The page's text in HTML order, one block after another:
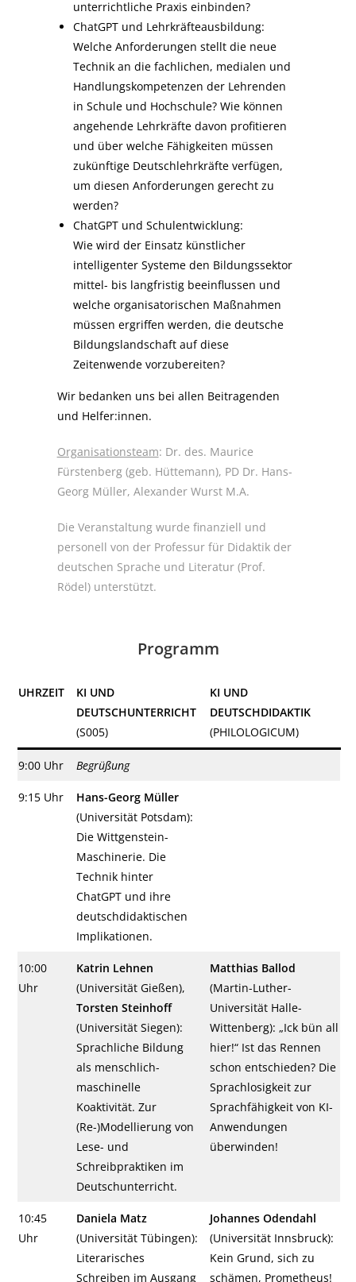
unterrichtliche Praxis einbinden?
ChatGPT und Lehrkräfteausbildung:
Welche Anforderungen stellt die neue
Technik an die fachlichen, medialen und
Handlungskompetenzen der Lehrenden
in Schule und Hochschule? Wie können
angehende Lehrkräfte davon profitieren
und über welche Fähigkeiten müssen
zukünftige Deutschlehrkräfte verfügen,
um diesen Anforderungen gerecht zu
werden?
ChatGPT und Schulentwicklung:
Wie wird der Einsatz künstlicher
intelligenter Systeme den Bildungssektor
mittel- bis langfristig beeinflussen und
welche organisatorischen Maßnahmen
müssen ergriffen werden, die deutsche
Bildungslandschaft auf diese
Zeitenwende vorzubereiten?
Wir bedanken uns bei allen Beitragenden
und Helfer:innen.
Organisationsteam: Dr. des. Maurice
Fürstenberg (geb. Hüttemann), PD Dr. Hans-
Georg Müller, Alexander Wurst M.A.
Die Veranstaltung wurde finanziell und
personell von der Professur für Didaktik der
deutschen Sprache und Literatur (Prof.
Rödel) unterstützt.
Programm
UHRZEIT
KI UND
DEUTSCHUNTERRICHT
(S005)
KI UND
DEUTSCHDIDAKTIK
(PHILOLOGICUM)
9:00 Uhr Begrüßung
9:15 Uhr
Hans-Georg Müller
(Universität Potsdam):
Die Wittgenstein-
Maschinerie. Die
Technik hinter
ChatGPT und ihre
deutschdidaktischen
Implikationen.
10:00
Uhr
Katrin Lehnen
(Universität Gießen),
Torsten Steinhoff
(Universität Siegen):
Sprachliche Bildung
als menschlich-
maschinelle
Koaktivität. Zur
(Re-)Modellierung von
Lese- und
Schreibpraktiken im
Deutschunterricht.
Matthias Ballod
(Martin-Luther-
Universität Halle-
Wittenberg): „Ick bün all
hier!“ Ist das Rennen
schon entschieden? Die
Sprachlosigkeit zur
Sprachfähigkeit von KI-
Anwendungen
überwinden!
10:45
Uhr
Daniela Matz
(Universität Tübingen):
Literarisches
Schreiben im Ausgang
Johannes Odendahl
(Universität Innsbruck):
Kein Grund, sich zu
schämen, Prometheus!